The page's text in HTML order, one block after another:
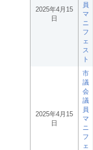
2025年4月15
日
員
マ
ニ
フ
ェ
ス
ト
2025年4月15
日
市
議
会
議
員
マ
ニ
フ
ェ